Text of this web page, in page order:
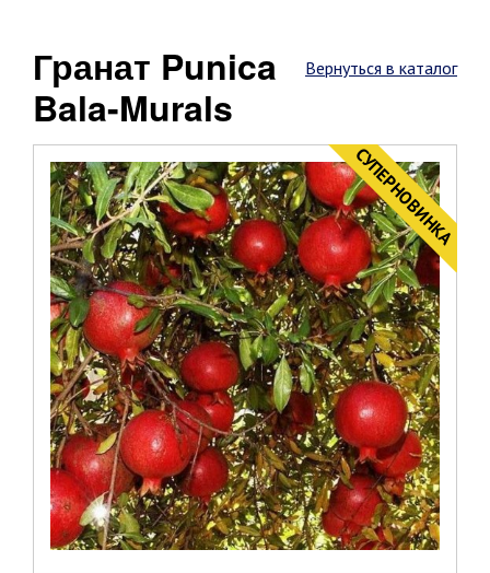
Вернуться в каталог
Гранат Punica
Bala-Murals
CУПЕРНОВИНКА